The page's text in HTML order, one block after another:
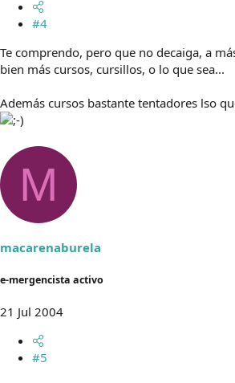
#4
Te comprendo, pero que no decaiga, a
bien más cursos, cursillos, o lo que sea...
Además cursos bastante tentadores lso
M
macarenaburela
e-mergencista activo
21 Jul 2004
#5